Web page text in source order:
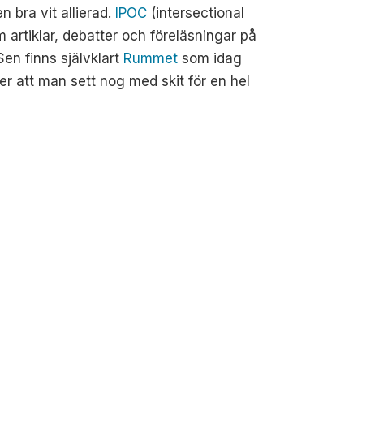
bra vit allierad. IPOC (intersectional
artiklar, debatter och föreläsningar på
finns självklart Rummet som idag
att man sett nog med skit för en hel